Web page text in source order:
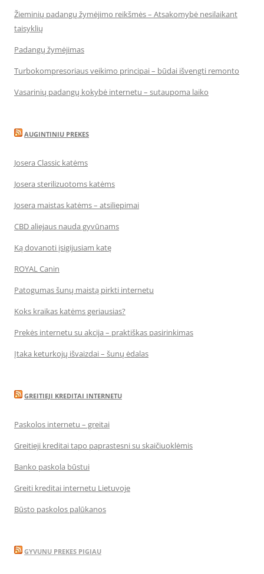
Žieminių padangų žymėjimo reikšmės – Atsakomybė nesilaikant
taisyklių
Padangų žymėjimas
Turbokompresoriaus veikimo principai – būdai išvengti remonto
Vasarinių padangų kokybė internetu – sutaupoma laiko
AUGINTINIU PREKES
Josera Classic katėms
Josera sterilizuotoms katėms
Josera maistas katėms – atsiliepimai
CBD aliejaus nauda gyvūnams
Ką dovanoti įsigijusiam katę
ROYAL Canin
Patogumas šunų maistą pirkti internetu
Koks kraikas katėms geriausias?
Prekės internetu su akcija – praktiškas pasirinkimas
Įtaka keturkojų išvaizdai – šunų ėdalas
GREITIEJI KREDITAI INTERNETU
Paskolos internetu – greitai
Greitieji kreditai tapo paprastesni su skaičiuoklėmis
Banko paskola būstui
Greiti kreditai internetu Lietuvoje
Būsto paskolos palūkanos
GYVUNU PREKES PIGIAU